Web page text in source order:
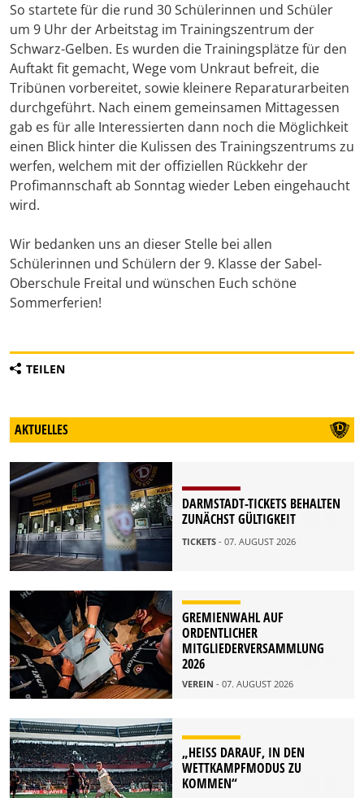
So startete für die rund 30 Schülerinnen und Schüler
um 9 Uhr der Arbeitstag im Trainingszentrum der
Schwarz-Gelben. Es wurden die Trainingsplätze für den
Auftakt fit gemacht, Wege vom Unkraut befreit, die
Tribünen vorbereitet, sowie kleinere Reparaturarbeiten
durchgeführt. Nach einem gemeinsamen Mittagessen
gab es für alle Interessierten dann noch die Möglichkeit
einen Blick hinter die Kulissen des Trainingszentrums zu
werfen, welchem mit der offiziellen Rückkehr der
Profimannschaft ab Sonntag wieder Leben eingehaucht
wird.
Wir bedanken uns an dieser Stelle bei allen
Schülerinnen und Schülern der 9. Klasse der Sabel-
Oberschule Freital und wünschen Euch schöne
Sommerferien!
TEILEN
AKTUELLES
DARMSTADT-TICKETS BEHALTEN
ZUNÄCHST GÜLTIGKEIT
TICKETS - 07. AUGUST 2026
GREMIENWAHL AUF
ORDENTLICHER
MITGLIEDERVERSAMMLUNG
2026
VEREIN - 07. AUGUST 2026
„HEISS DARAUF, IN DEN W
ETTKAMPFMODUS ZU K
OMMEN“